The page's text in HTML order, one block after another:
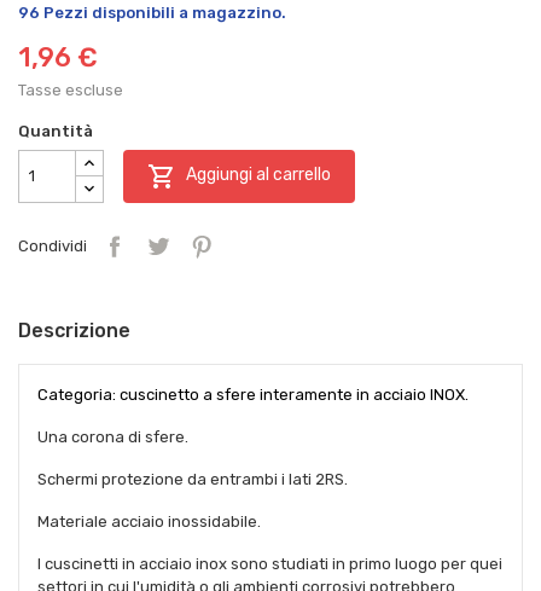
96 Pezzi disponibili a magazzino.
1,96 €
Tasse escluse
Quantità
 Aggiungi al carrello
Condividi
Descrizione
Categoria: cuscinetto a sfere interamente in acciaio INOX.
Una corona di sfere.
Schermi protezione da entrambi i lati 2RS.
Materiale acciaio inossidabile.
I cuscinetti in acciaio inox sono studiati in primo luogo per quei
settori in cui l'umidità o gli ambienti corrosivi potrebbero